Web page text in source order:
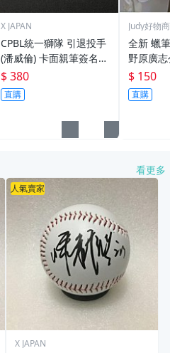
X JAPAN
CPBL統一獅隊 引退投手
(潘威倫) 卡面親筆簽名
卡。生涯最多先發 簽名
球卡 球員卡.2
$ 380
直購
Judy好物
全新 蠟
野原廣
150元~
$ 150
直購
看更多
人氣賣家
X JAPAN